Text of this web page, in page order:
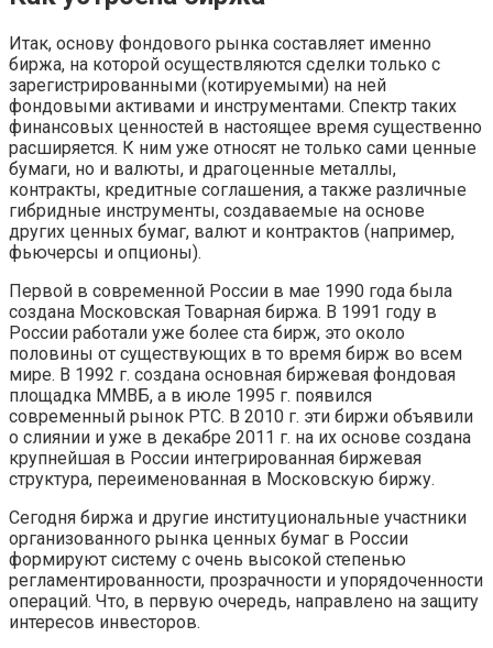
Итак, основу фондового рынка составляет именно
биржа, на которой осуществляются сделки только с
зарегистрированными (котируемыми) на ней
фондовыми активами и инструментами. Спектр таких
финансовых ценностей в настоящее время существенно
расширяется. К ним уже относят не только сами ценные
бумаги, но и валюты, и драгоценные металлы,
контракты, кредитные соглашения, а также различные
гибридные инструменты, создаваемые на основе
других ценных бумаг, валют и контрактов (например,
фьючерсы и опционы).
Первой в современной России в мае 1990 года была
создана Московская Товарная биржа. В 1991 году в
России работали уже более ста бирж, это около
половины от существующих в то время бирж во всем
мире. В 1992 г. создана основная биржевая фондовая
площадка ММВБ, а в июле 1995 г. появился
современный рынок РТС. В 2010 г. эти биржи объявили
о слиянии и уже в декабре 2011 г. на их основе создана
крупнейшая в России интегрированная биржевая
структура, переименованная в Московскую биржу.
Сегодня биржа и другие институциональные участники
организованного рынка ценных бу­маг в России
формируют систему с очень высокой степенью
регламентированности, прозрачности и упо­рядоченности
операций. Что, в первую очередь, направлено на защиту
интересов инвесторов.